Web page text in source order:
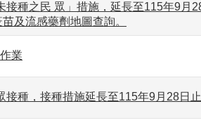
種之民 眾」措施，延長至115年9月
及流感藥劑地圖查詢。
業
種，接種措施延長至115年9月28日止